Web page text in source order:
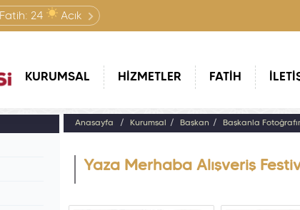
Fatih: 24 Açık
KURUMSAL HİZMETLER FATİH
Anasayfa Kurumsal Başkan Başkanla
Yaza Merhaba Alışveriş